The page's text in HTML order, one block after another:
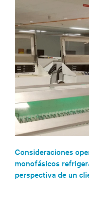
Consideraciones
monofásicos
perspectiva de un